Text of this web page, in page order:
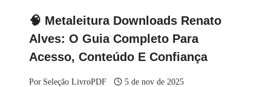
🧠 Metaleitura Downloads Renato
Alves: O Guia Completo Para
Acesso, Conteúdo E Confiança
Por Seleção LivroPDF 5 de nov de 2025